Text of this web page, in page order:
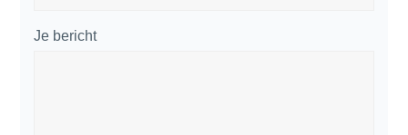
Je bericht